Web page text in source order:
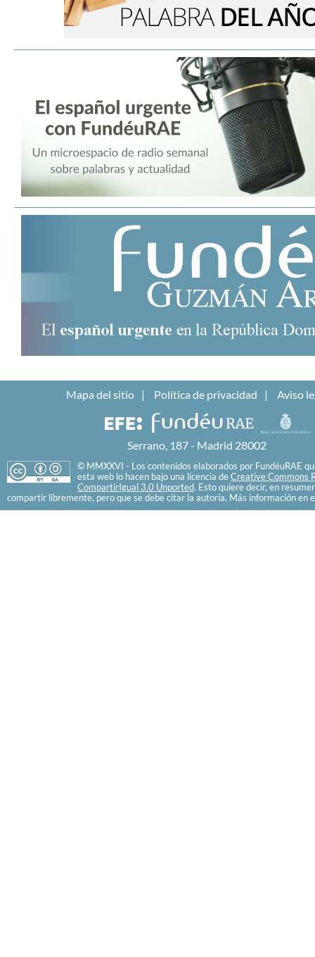
Mapa del sitio Política de privacidad Aviso
Serrano, 187 - Madrid 28002
© MMXXVI - Los contenidos elaborados por FundéuRAE
esta web lo hacen bajo una licencia de Creative Commons
CompartirIgual 3.0 Unported. Esto quiere decir, en
compartir libremente, pero que se debe citar la autoría. Más información en